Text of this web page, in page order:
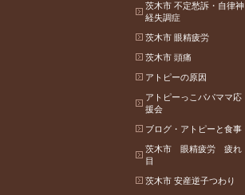
茨木市 不定愁訴・自律神
経失調症
茨木市 眼精疲労
茨木市 頭痛
アトピーの原因
アトピーっこパパママ応
援会
ブログ・アトピーと食事
茨木市 眼精疲労 疲れ
目
茨木市 安産逆子つわり